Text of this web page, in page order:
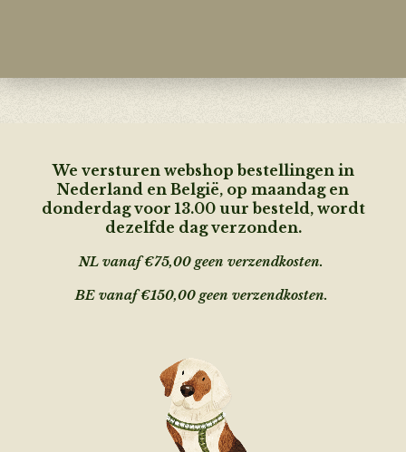
We versturen webshop bestellingen in
Nederland en België, op maandag en
donderdag voor 13.00 uur besteld, wordt
dezelfde dag verzonden.
NL vanaf €75,00 geen verzendkosten.
BE vanaf €150,00 geen verzendkosten.